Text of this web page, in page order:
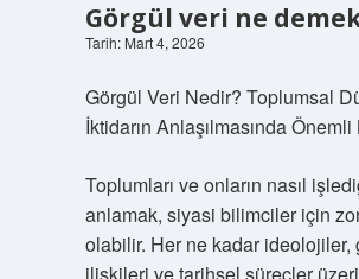
Görgül veri ne
Tarih: Mart 4, 2026
Görgül Veri Nedir? Toplumsal
İktidarın Anlaşılmasında
Toplumları ve onların nasıl
anlamak, siyasi bilimciler için
olabilir. Her ne kadar ideolojiler,